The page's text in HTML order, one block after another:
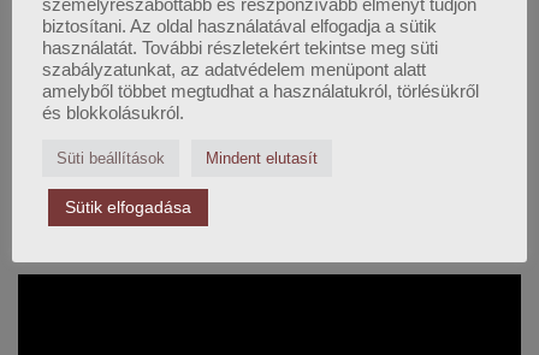
Szegedi képzésünk indulása:
2026. november 14.
Jelentkezési határidő:
2026. november 12.
LEGFRISSEBB WEBINÁRIUM
személyreszabottabb és reszponzívabb élményt tudjon
biztosítani. Az oldal használatával elfogadja a sütik
használatát. További részletekért tekintse meg süti
szabályzatunkat, az adatvédelem menüpont alatt
amelyből többet megtudhat a használatukról, törlésükről
és blokkolásukról.
Süti beállítások Mindent elutasít
Sütik elfogadása